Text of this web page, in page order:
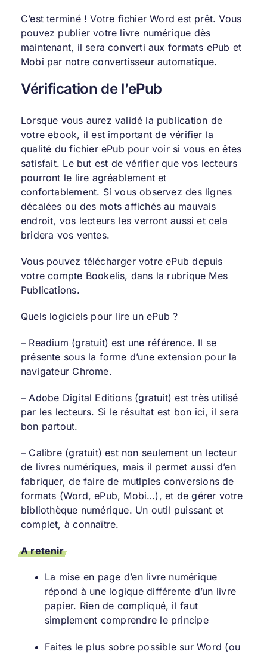
C’est terminé ! Votre fichier Word est prêt. Vous
pouvez publier votre livre numérique dès
maintenant, il sera converti aux formats ePub et
Mobi par notre convertisseur automatique.
Vérification de l’ePub
Lorsque vous aurez validé la publication de
votre ebook, il est important de vérifier la
qualité du fichier ePub pour voir si vous en êtes
satisfait. Le but est de vérifier que vos lecteurs
pourront le lire agréablement et
confortablement. Si vous observez des lignes
décalées ou des mots affichés au mauvais
endroit, vos lecteurs les verront aussi et cela
bridera vos ventes.
Vous pouvez télécharger votre ePub depuis
votre compte Bookelis, dans la rubrique Mes
Publications.
Quels logiciels pour lire un ePub ?
– Readium (gratuit) est une référence. Il se
présente sous la forme d’une extension pour la
navigateur Chrome.
– Adobe Digital Editions (gratuit) est très utilisé
par les lecteurs. Si le résultat est bon ici, il sera
bon partout.
– Calibre(gratuit) est non seulement un lecteur
de livres numériques, mais il permet aussi d’en
fabriquer, de faire de mutlples conversions de
formats (Word, ePub, Mobi…), et de gérer votre
bibliothèque numérique. Un outil puissant et
complet, à connaître.
A retenir
La mise en page d’en livre numérique
répond à une logique différente d’un livre
papier. Rien de compliqué, il faut
simplement comprendre le principe
Faites le plus sobre possible sur Word (ou